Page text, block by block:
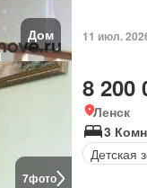
Дом 11 июл.
7фото
8 200
Ленск
3
Детская